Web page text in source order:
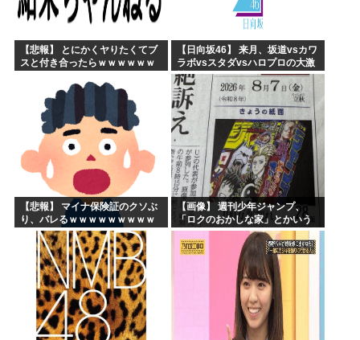
【悲報】 とにかくヤりたくてブ
スと付き合ったらｗｗｗｗｗｗ
【日向坂46】 来月、坂道vsカワ
ラボvsスタダvsハロプロの大激
戦
【悲報】 マイナ保険証のクソぶ
り、バレるｗｗｗｗｗｗｗｗｗ
【画像】 週刊少年ジャンプ、
「ロクのおかしな家」とかいう
微妙な漫画を巻頭カラーにした
せいで100万部切る